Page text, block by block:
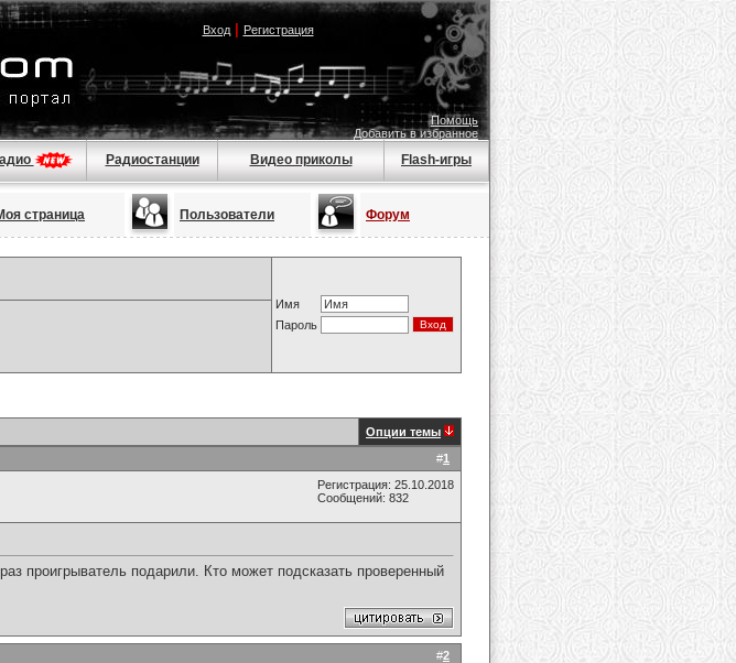
Вход| Регистрация
Помощь
Добавить в избранное
Радиостанции Видео приколы Flash-игры
страница Пользователи Форум
Имя
Пароль
Опции темы
#1
Регистрация: 25.10.2018
Сообщений: 832
проигрыватель подарили. Кто может подсказать проверенный
#2